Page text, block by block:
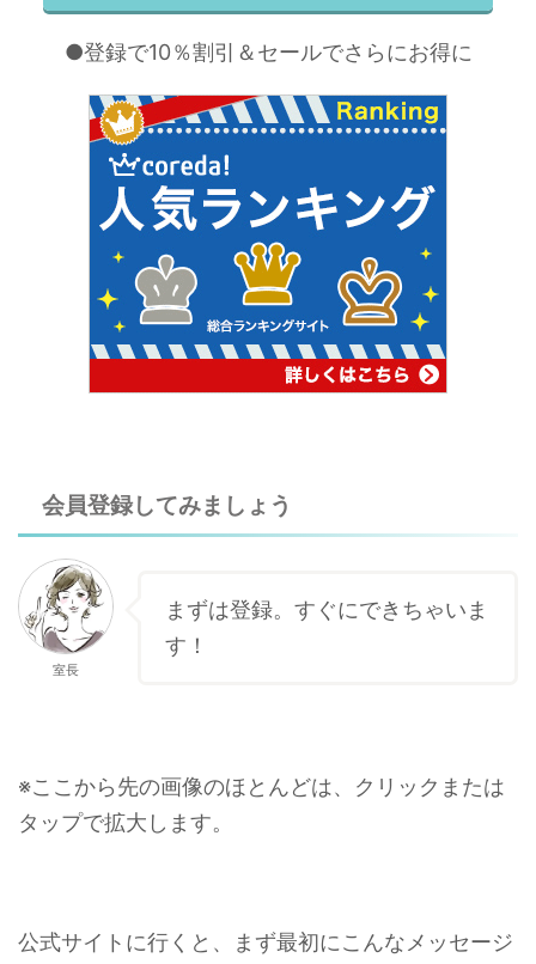
●登録で10％割引＆セールでさらにお得に
会員登録してみましょう
室長
まずは登録。すぐにできちゃいま
す！
※ここから先の画像のほとんどは、クリックまたは
タップで拡大します。
公式サイトに行くと、まず最初にこんなメッセージ